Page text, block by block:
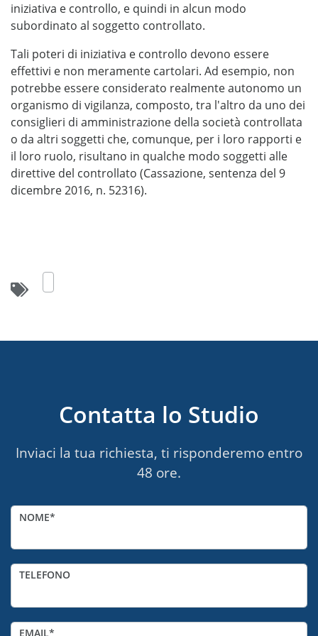
iniziativa e controllo, e quindi in alcun modo
subordinato al soggetto controllato.
Tali poteri di iniziativa e controllo devono essere
effettivi e non meramente cartolari. Ad esempio, non
potrebbe essere considerato realmente autonomo un
organismo di vigilanza, composto, tra l'altro da uno dei
consiglieri di amministrazione della società controllata
o da altri soggetti che, comunque, per i loro rapporti e
il loro ruolo, risultano in qualche modo soggetti alle
direttive del controllato (Cassazione, sentenza del 9
dicembre 2016, n. 52316).
Contatta lo Studio
Inviaci la tua richiesta, ti risponderemo entro
48 ore.
NOME
TELEFONO
EMAIL